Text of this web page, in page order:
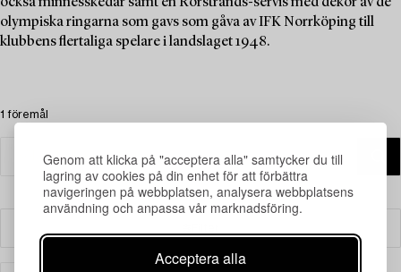
Genom att klicka på "acceptera alla" samtycker du till
lagring av cookies på din enhet för att förbättra
navigeringen på webbplatsen, analysera webbplatsens
användning och anpassa vår marknadsföring.
Acceptera alla
olympiska ringarna som gavs som gåva av IFK Norrköping till
klubbens flertaliga spelare i landslaget 1948.
1 föremål